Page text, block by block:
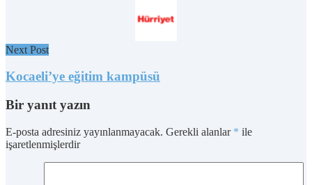
Next Post
Kocaeli’ye eğitim kampüsü
Bir yanıt yazın
E-posta adresiniz yayınlanmayacak. Gerekli alanlar * ile
işaretlenmişlerdir